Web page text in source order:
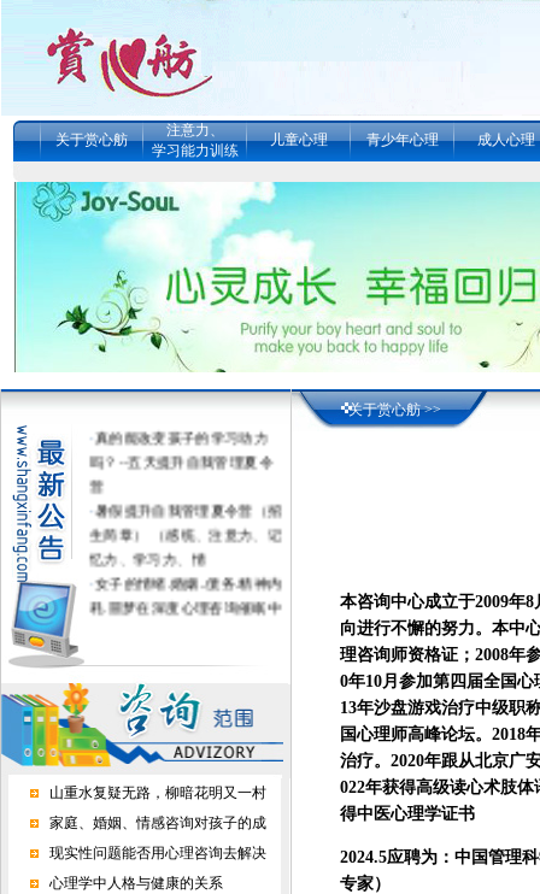
关于赏心舫
注意力、
学习能力训练
儿童心理 青少年心理 成人心理
真的能改变孩子的学习动力
吗？--五天提升自我管理夏令
营
暑假提升自我管理夏令营（招
生简章） （感统、注意力、记
忆力、学习力、情
女子的情绪.婚姻..债务.精神内
耗.噩梦在深度心理咨询催眠中
家长好好做心理咨询，孩子才
正常上学了
·心理咨询能挽回婚恋情感吗？
山重水复疑无路，柳暗花明又一村
家庭、婚姻、情感咨询对孩子的成
现实性问题能否用心理咨询去解决
心理学中人格与健康的关系
关于赏心舫 >>
本咨询中心成立于2009年
向进行不懈的努力。本中
理咨询师资格证；2008年
0年10月参加第四届全国
13年沙盘游戏治疗中级职
国心理师高峰论坛。2018
治疗。2020年跟从北京广
022年获得高级读心术肢
得中医心理学证书
2024.5应聘为： 中国管理
专家）